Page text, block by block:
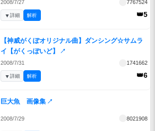
2008/7/27 7767524
👑5
▼詳細 解析
【神威がくぽオリジナル曲】ダンシング☆サムラ
イ【がくっぽいど】
↗
2008/7/31 1741662
👑6
▼詳細 解析
巨大魚 画像集 ↗
2008/7/29 8021908